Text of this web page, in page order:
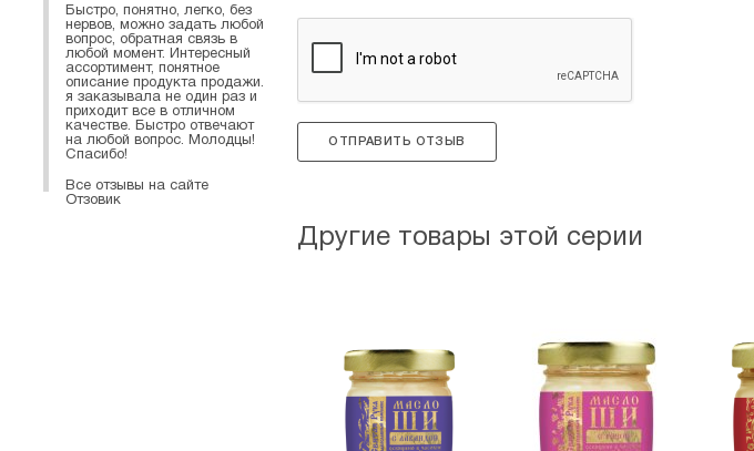
ОТПРАВИТЬ ОТЗЫВ
Другие товары этой серии
Быстро, понятно, легко, без
нервов, можно задать любой
вопрос, обратная связь в
любой момент. Интересный
ассортимент, понятное
описание продукта продажи.
я заказывала не один раз и
приходит все в отличном
качестве. Быстро отвечают
на любой вопрос. Молодцы!
Спасибо!
Все отзывы на сайте
Отзовик